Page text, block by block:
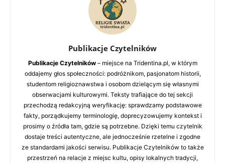
Publikacje Czytelników
Publikacje Czytelników– miejsce na Tridentina.pl, w którym
oddajemy głos społeczności: podróżnikom, pasjonatom historii,
studentom religioznawstwa i osobom dzielącym się własnymi
obserwacjami kulturowymi. Teksty trafiające do tej sekcji
przechodzą redakcyjną weryfikację: sprawdzamy podstawowe
fakty, porządkujemy terminologię, doprecyzowujemy kontekst i
prosimy o źródła tam, gdzie są potrzebne. Dzięki temu czytelnik
dostaje treści autentyczne, ale jednocześnie rzetelne i zgodne
ze standardami jakości serwisu. Publikacje Czytelników to także
przestrzeń na relacje z miejsc kultu, opisy lokalnych tradycji,